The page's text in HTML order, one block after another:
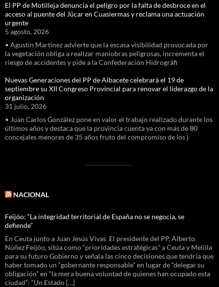
El PP de Motilleja denuncia el peligro por la falta de desbroce en el
acceso al puente del Júcar en Cuasiermas y reclama una actuación
urgente
5 agosto, 2026
• Agustín Martínez advierte que la escasa visibilidad provocada por
la vegetación obliga a realizar maniobras peligrosas, incrementa el
riesgo de accidentes y pide a la Confederación Hidrográfi
Nuevas Generaciones del PP de Albacete celebrará el 19 de
septiembre su XII Congreso Provincial para renovar el liderazgo de la
organización
31 julio, 2026
• Juan Carlos González pone en valor el trabajo realizado durante los
últimos años y destaca que la provincia cuenta ya con más de 80
concejales menores de 35 años fruto del compromiso de los j
NACIONAL
Feijóo: “La integridad territorial de España no se negocia, se
defiende”
En Ceuta junto a Juan Jesús Vivas El presidente del PP, Alberto
Núñez Feijóo, sitúa como “prioridades estratégicas” a Ceuta y Melilla
para su futuro Gobierno y señala las cinco decisiones que tendría que
haber tomado un “gobernante responsable” en lugar de “delegar su
obligación” en “la mera buena voluntad de quienes han ocupado esta
ciudad”: “Un Estado […]